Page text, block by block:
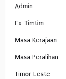
Admin
Ex-Timtim
Masa Kerajaan
Masa Peralihan
Timor Leste